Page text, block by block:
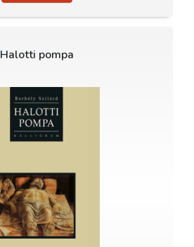
Halotti pompa